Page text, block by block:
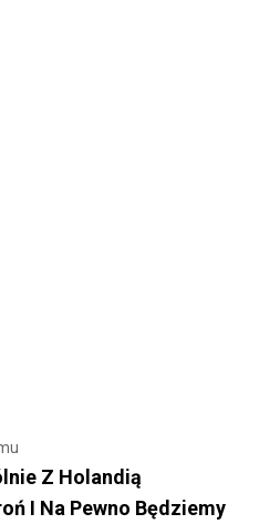
Z Holandią
I Na Pewno Będziemy